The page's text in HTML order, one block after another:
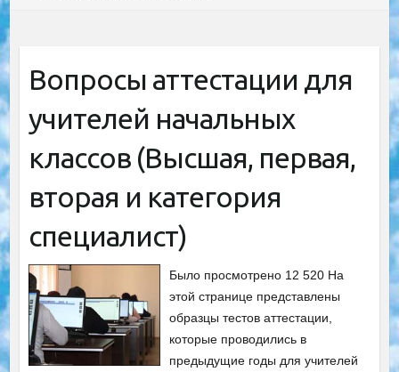
Вопросы аттестации для
учителей начальных
классов (Высшая, первая,
вторая и категория
специалист)
Было просмотрено 12 520 На
этой странице представлены
образцы тестов аттестации,
которые проводились в
предыдущие годы для учителей